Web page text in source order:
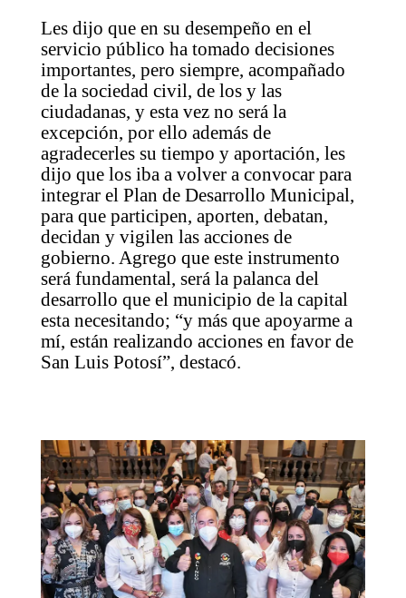
Les dijo que en su desempeño en el
servicio público ha tomado decisiones
importantes, pero siempre, acompañado
de la sociedad civil, de los y las
ciudadanas, y esta vez no será la
excepción, por ello además de
agradecerles su tiempo y aportación, les
dijo que los iba a volver a convocar para
integrar el Plan de Desarrollo Municipal,
para que participen, aporten, debatan,
decidan y vigilen las acciones de
gobierno. Agrego que este instrumento
será fundamental, será la palanca del
desarrollo que el municipio de la capital
esta necesitando; “y más que apoyarme a
mí, están realizando acciones en favor de
San Luis Potosí”, destacó.